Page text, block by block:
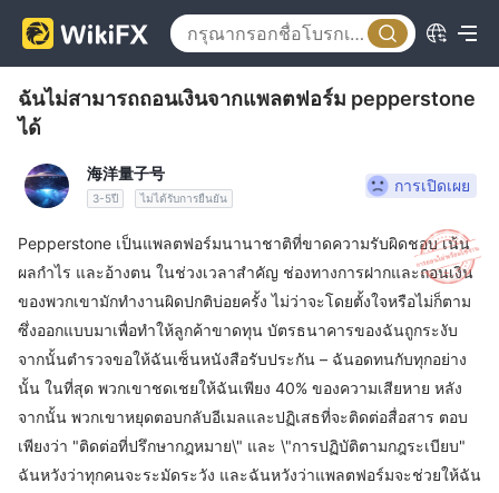
ฉันไม่สามารถถอนเงินจากแพลตฟอร์ม pepperstone
ได้
海洋量子号
3-5ปี ไม่ได้รับการยืนยัน
การเปิดเผย
Pepperstone เป็นแพลตฟอร์มนานาชาติที่ขาดความรับผิดชอบ เน้น
ผลกำไร และอ้างตน ในช่วงเวลาสำคัญ ช่องทางการฝากและถอนเงิน
ของพวกเขามักทำงานผิดปกติบ่อยครั้ง ไม่ว่าจะโดยตั้งใจหรือไม่ก็ตาม
ซึ่งออกแบบมาเพื่อทำให้ลูกค้าขาดทุน บัตรธนาคารของฉันถูกระงับ
จากนั้นตำรวจขอให้ฉันเซ็นหนังสือรับประกัน – ฉันอดทนกับทุกอย่าง
นั้น ในที่สุด พวกเขาชดเชยให้ฉันเพียง 40% ของความเสียหาย หลัง
จากนั้น พวกเขาหยุดตอบกลับอีเมลและปฏิเสธที่จะติดต่อสื่อสาร ตอบ
เพียงว่า "ติดต่อที่ปรึกษากฎหมาย\" และ \"การปฏิบัติตามกฎระเบียบ"
ฉันหวังว่าทุกคนจะระมัดระวัง และฉันหวังว่าแพลตฟอร์มจะช่วยให้ฉัน